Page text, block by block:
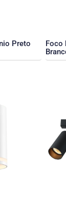
Preto
Foco